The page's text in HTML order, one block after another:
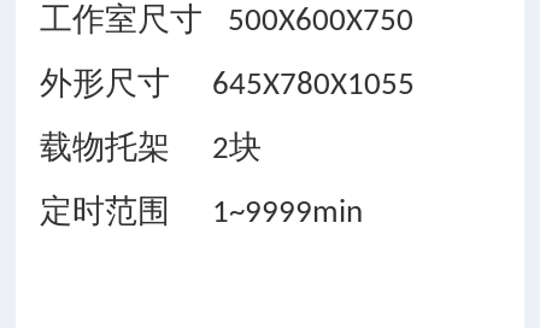
工作室尺寸 500X600X750
外形尺寸 645X780X1055
载物托架 2块
定时范围
1~9999min